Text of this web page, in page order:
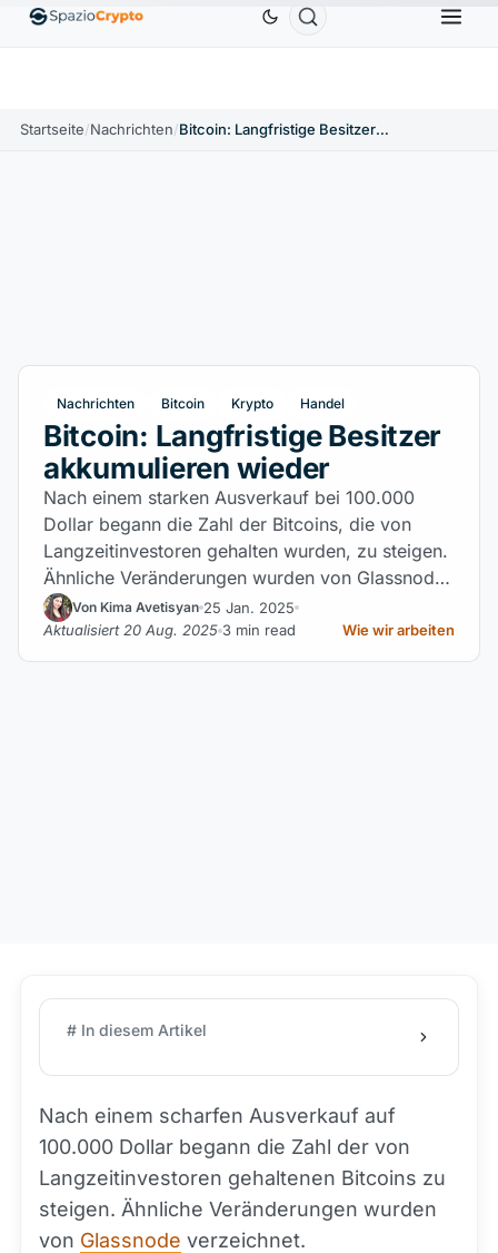
EthereumETH1.880,58 $ TetherUSDT 0,9991 $ BNBBNB
Startseite/Nachrichten/ Bitcoin: Langfristige Besitzer akkumulieren wieder
Nachrichten Bitcoin Krypto Handel
Bitcoin: Langfristige Besitzer
akkumulieren wieder
Nach einem starken Ausverkauf bei 100.000
Dollar begann die Zahl der Bitcoins, die von
Langzeitinvestoren gehalten wurden, zu steigen.
Ähnliche Veränderungen wurden von Glassnode
verzeichnet.
Von Kima Avetisyan 25 Jan. 2025
Aktualisiert 20 Aug. 2025 3 min read Wie wir arbeiten
# In diesem Artikel
Nach einem scharfen Ausverkauf auf
100.000 Dollar begann die Zahl der von
Langzeitinvestoren gehaltenen Bitcoins zu
steigen. Ähnliche Veränderungen wurden
von Glassnode verzeichnet.